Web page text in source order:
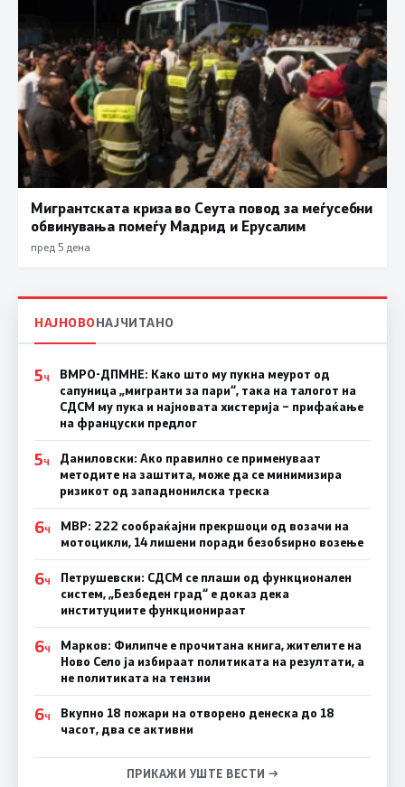
Мигрантската криза во Сеута повод за меѓусебни
обвинувања помеѓу Мадрид и Ерусалим
пред 5 дена
НАЈНОВОНАЈЧИТАНО
5Ч
ВМРО-ДПМНЕ: Како што му пукна меурот од
сапуница „мигранти за пари“, така на талогот на
СДСМ му пука и најновата хистерија – прифаќање
на француски предлог
5Ч
Даниловски: Ако правилно се применуваат
методите на заштита, може да се минимизира
ризикот од западнонилска треска
6Ч
МВР: 222 сообраќајни прекршоци од возачи на
мотоцикли, 14 лишени поради безобѕирно возење
6Ч
Петрушевски: СДСМ се плаши од функционален
систем, „Безбеден град“ е доказ дека
институциите функционираат
6Ч
Марков: Филипче е прочитана книга, жителите на
Ново Село ја избираат политиката на резултати, а
не политиката на тензии
6Ч
Вкупно 18 пожари на отворено денеска до 18
часот, два се активни
ПРИКАЖИ УШТЕ ВЕСТИ →